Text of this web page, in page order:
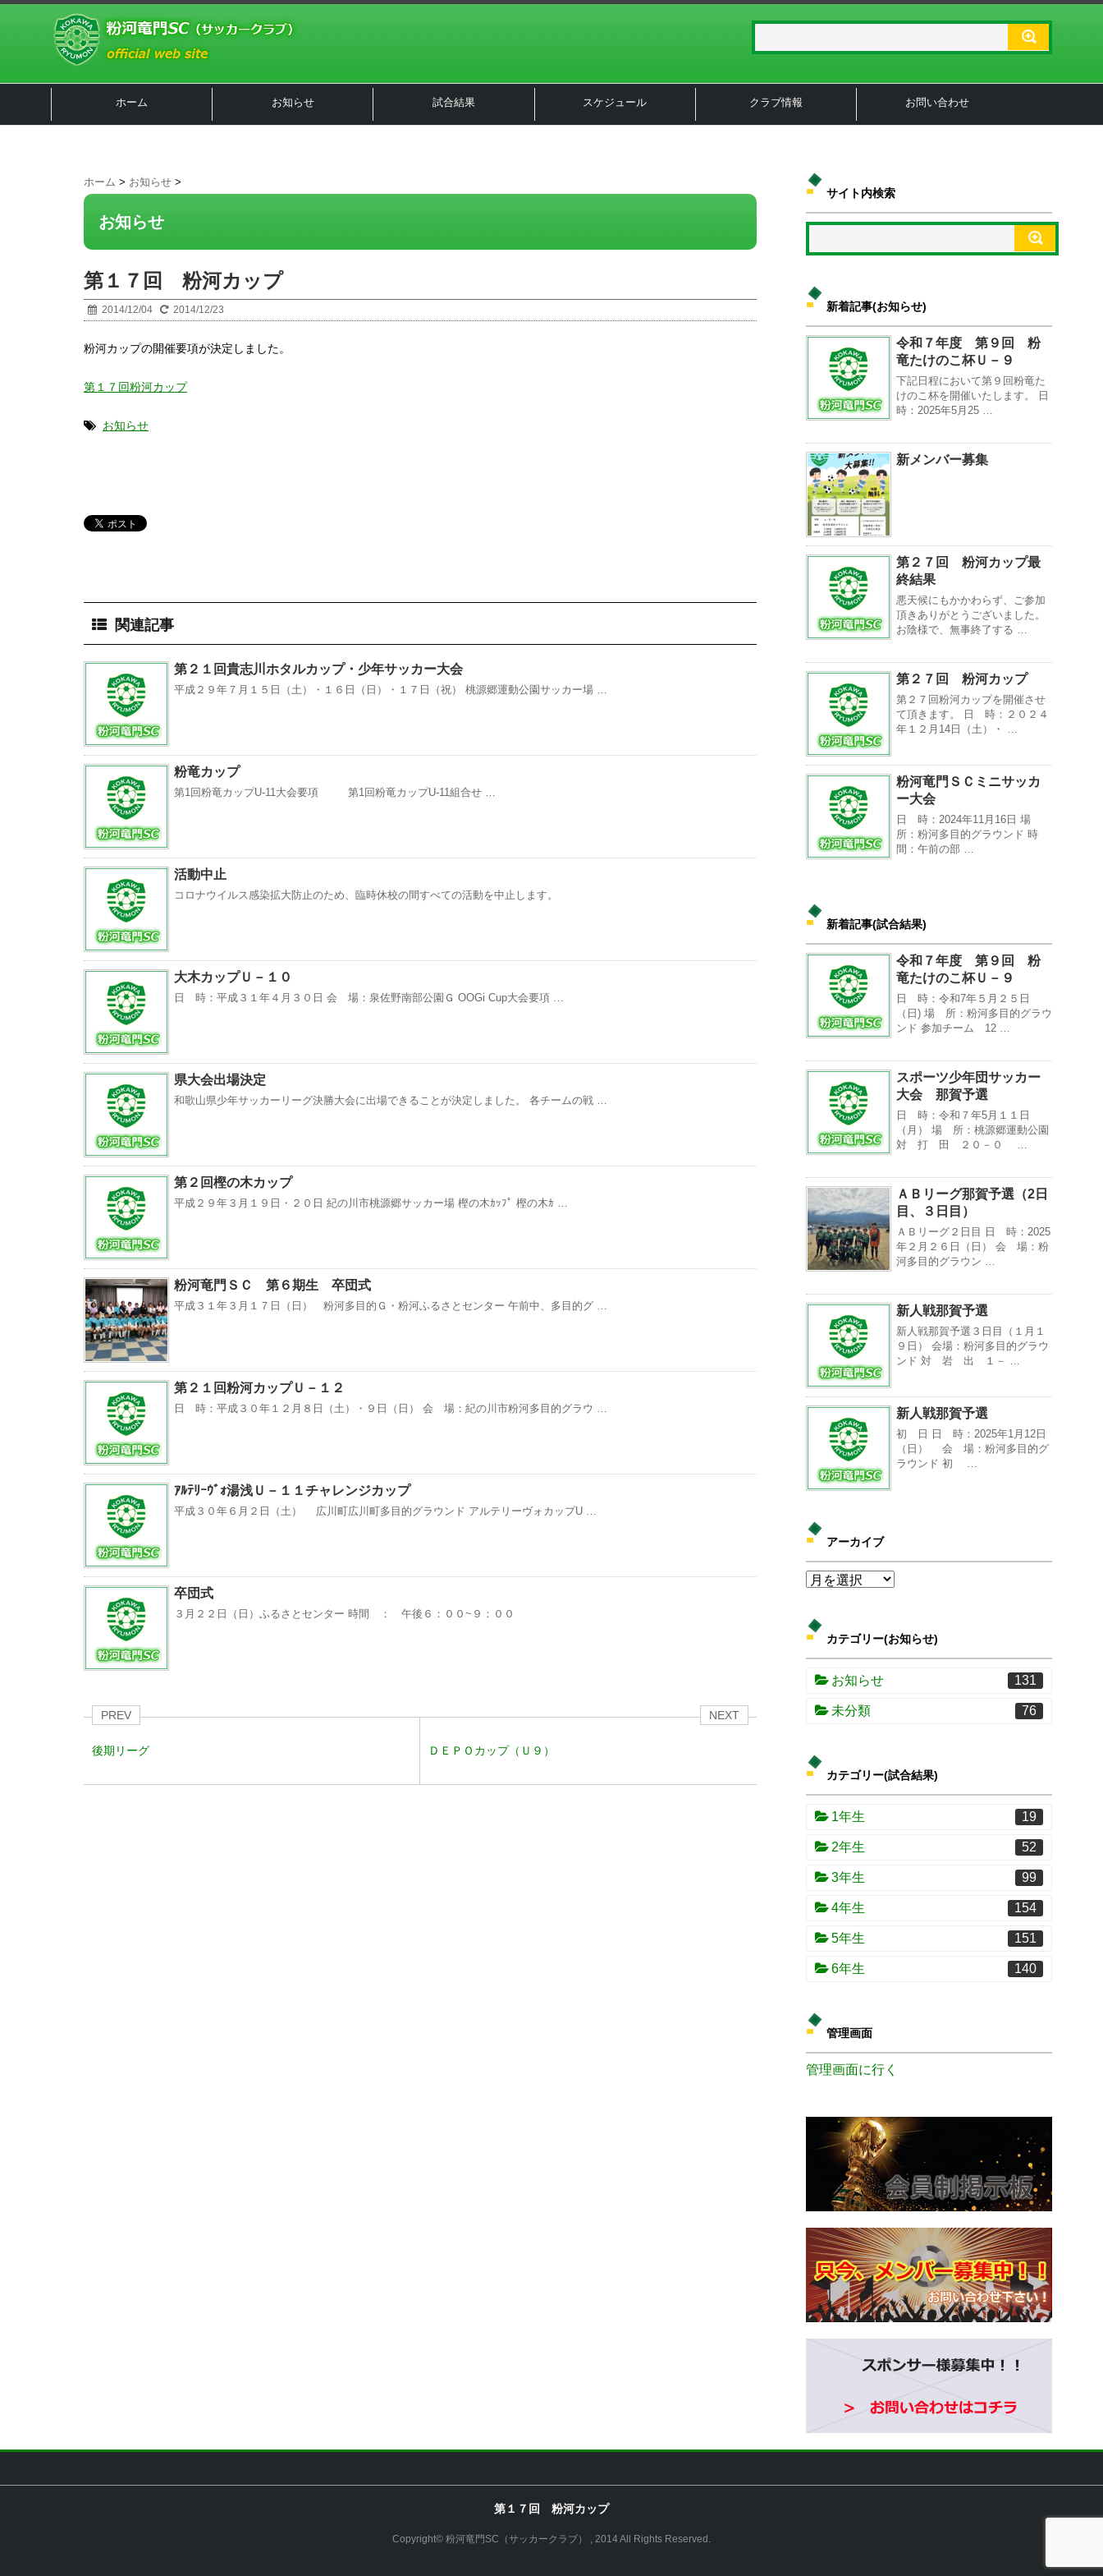
ホーム お知らせ 試合結果 スケジュール クラブ情報 お問い合わせ
ホーム > お知らせ >
お知らせ
第１７回 粉河カップ
2014/12/04 2014/12/23
粉河カップの開催要項が決定しました。
第１７回粉河カップ
お知らせ
関連記事
第２１回貴志川ホタルカップ・少年サッカー大会
平成２９年７月１５日（土）・１６日（日）・１７日（祝） 桃源郷運動公園サッカー場 …
粉竜カップ
第1回粉竜カップU-11大会要項 第1回粉竜カップU-11組合せ …
活動中止
コロナウイルス感染拡大防止のため、臨時休校の間すべての活動を中止します。
大木カップＵ－１０
日 時：平成３１年４月３０日 会 場：泉佐野南部公園Ｇ OOGi Cup大会要項 …
県大会出場決定
和歌山県少年サッカーリーグ決勝大会に出場できることが決定しました。 各チームの戦 …
第２回樫の木カップ
平成２９年３月１９日・２０日 紀の川市桃源郷サッカー場 樫の木ｶｯﾌﾟ 樫の木ｶ …
粉河竜門ＳＣ 第６期生 卒団式
平成３１年３月１７日（日） 粉河多目的Ｇ・粉河ふるさとセンター 午前中、多目的グ …
第２１回粉河カップＵ－１２
日 時：平成３０年１２月８日（土）・９日（日） 会 場：紀の川市粉河多目的グラウ …
ｱﾙﾃﾘｰｳﾞｫ湯浅Ｕ－１１チャレンジカップ
平成３０年６月２日（土） 広川町広川町多目的グラウンド アルテリーヴォカップU …
卒団式
３月２２日（日）ふるさとセンター 時間 ： 午後６：００~９：００
PREV
後期リーグ
NEXT
ＤＥＰＯカップ（Ｕ９）
サイト内検索
新着記事(お知らせ)
令和７年度 第９回 粉
竜たけのこ杯Ｕ－９
下記日程において第９回粉竜た
けのこ杯を開催いたします。 日
時：2025年5月25 …
新メンバー募集
第２７回 粉河カップ最
終結果
悪天候にもかかわらず、ご参加
頂きありがとうございました。
お陰様で、無事終了する …
第２７回 粉河カップ
第２７回粉河カップを開催させ
て頂きます。 日 時：２０２４
年１２月14日（土）・ …
粉河竜門ＳＣミニサッカ
ー大会
日 時：2024年11月16日 場
所：粉河多目的グラウンド 時
間：午前の部 …
新着記事(試合結果)
令和７年度 第９回 粉
竜たけのこ杯Ｕ－９
日 時：令和7年５月２５日
（日) 場 所：粉河多目的グラウ
ンド 参加チーム 12 …
スポーツ少年団サッカー
大会 那賀予選
日 時：令和７年5月１１日
（月） 場 所：桃源郷運動公園
対 打 田 ２０－０ …
ＡＢリーグ那賀予選（2日
目、３日目）
ＡＢリーグ２日目 日 時：2025
年２月２６日（日） 会 場：粉
河多目的グラウン …
新人戦那賀予選
新人戦那賀予選３日目（１月１
９日） 会場：粉河多目的グラウ
ンド 対 岩 出 １－ …
新人戦那賀予選
初 日 日 時：2025年1月12日
（日） 会 場：粉河多目的グ
ラウンド 初 …
アーカイブ
カテゴリー(お知らせ)
お知らせ 131
未分類 76
カテゴリー(試合結果)
1年生 19
2年生 52
3年生 99
4年生 154
5年生 151
6年生 140
管理画面
管理画面に行く
第１７回 粉河カップ
Copyright© 粉河竜門SC（サッカークラブ） , 2014 All Rights Reserved.